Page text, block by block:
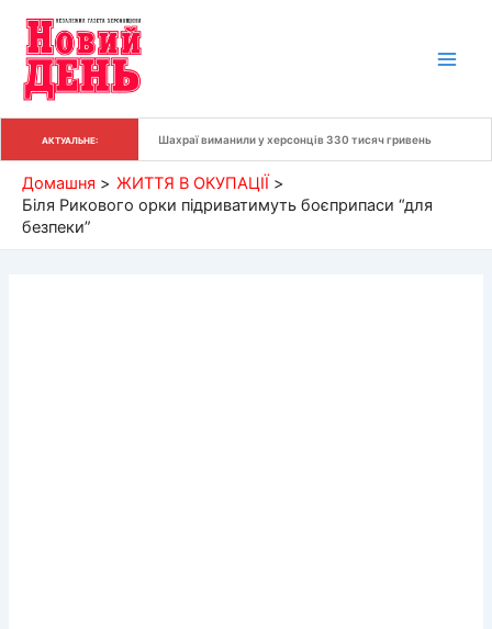
вмісту
АКТУАЛЬНЕ: Шахраї виманили у херсонців 330 тисяч гривень
Домашня
ЖИТТЯ В ОКУПАЦІЇ
Біля Рикового орки підриватимуть боєприпаси “для
безпеки”